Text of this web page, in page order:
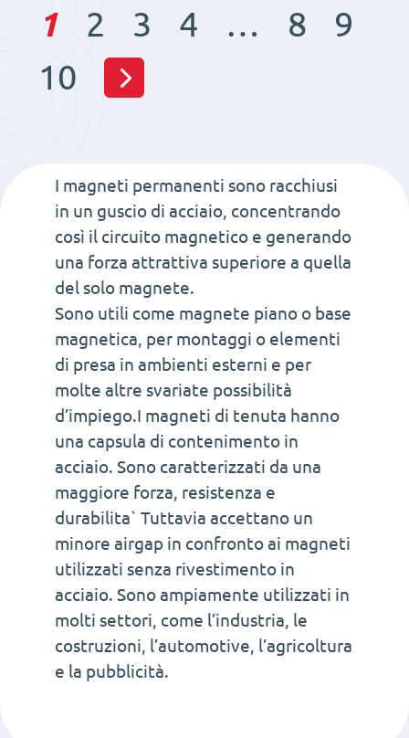
NdFeB
foro
filettato
M3
quantità
1 2 3 4 … 8
9
10
I magneti permanenti sono racchiusi
in un guscio di acciaio, concentrando
così il circuito magnetico e generando
una forza attrattiva superiore a quella
del solo magnete.
Sono utili come magnete piano o base
magnetica, per montaggi o elementi
di presa in ambienti esterni e per
molte altre svariate possibilità
d’impiego.I magneti di tenuta hanno
una capsula di contenimento in
acciaio. Sono caratterizzati da una
maggiore forza, resistenza e
durabilita` Tuttavia accettano un
minore airgap in confronto ai magneti
utilizzati senza rivestimento in
acciaio. Sono ampiamente utilizzati in
molti settori, come l’industria, le
costruzioni, l’automotive, l’agricoltura
e la pubblicità.